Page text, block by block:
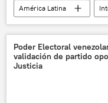
América Latina
Evo Morales
noticias
Poder Electoral
validación de partido
Justicia